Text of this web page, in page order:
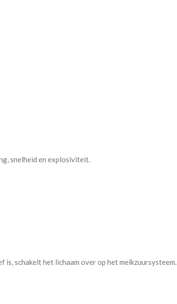
snelheid en explosiviteit.
schakelt het lichaam over op het melkzuursysteem.